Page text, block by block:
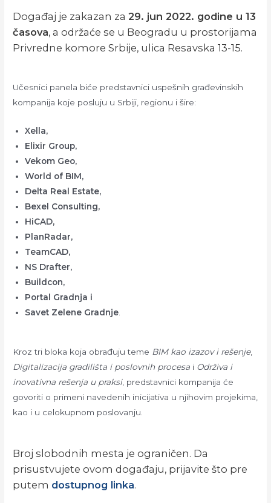
Događaj je zakazan za29. jun 2022. godine u 13
časova, a održaće se u Beogradu u prostorijama
Privredne komore Srbije, ulica Resavska 13-15.
Učesnici panela biće predstavnici uspešnih građevinskih
kompanija koje posluju u Srbiji, regionu i šire:
Xella,
Elixir Group,
Vekom Geo,
World of BIM,
Delta Real Estate,
Bexel Consulting,
HiCAD,
PlanRadar,
TeamCAD,
NS Drafter,
Buildcon,
Portal Gradnja i
Savet Zelene Gradnje
Kroz tri bloka koja obrađuju teme BIM kao izazov i rešenje,
Digitalizacija gradilišta i poslovnih procesa i Održiva i
inovativna rešenja u praksi, predstavnici kompanija će
govoriti o primeni navedenih inicijativa u njihovim projekima,
kao i u celokupnom poslovanju.
Broj slobodnih mesta je ograničen. Da
prisustvujete ovom događaju, prijavite što pre
putem dostupnog linka.